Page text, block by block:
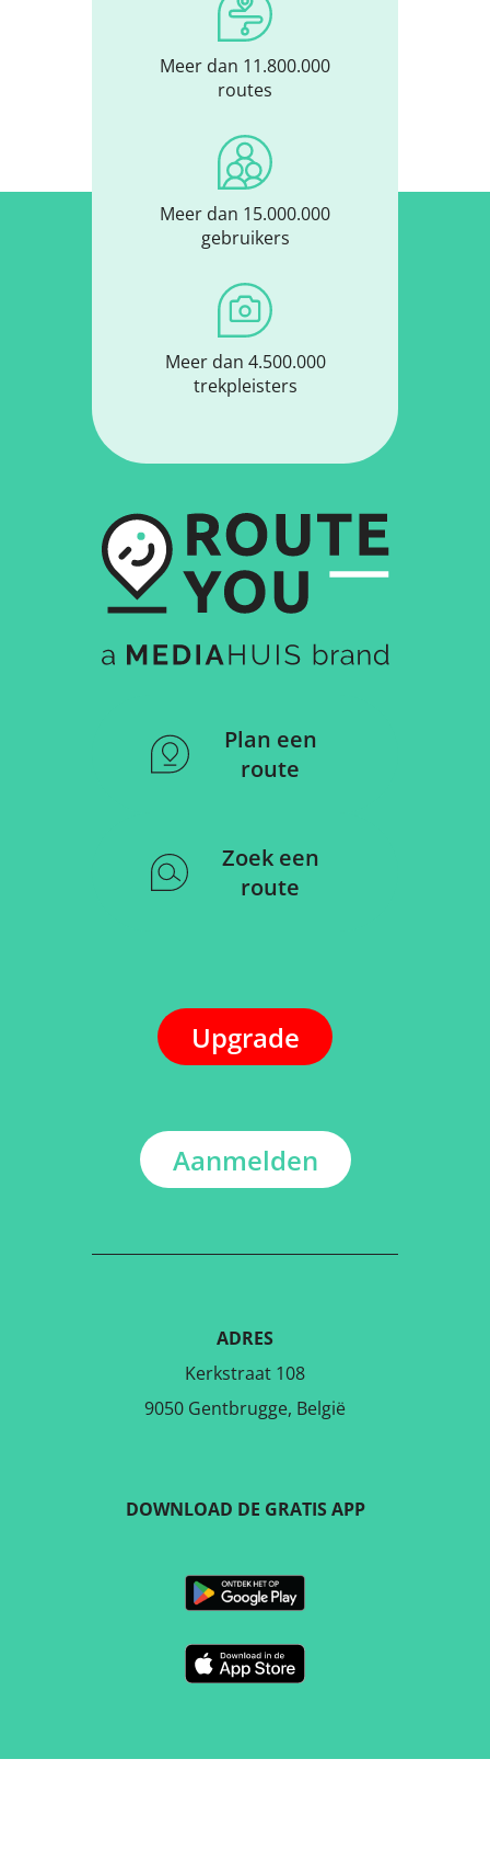
Meer dan 11.800.000
routes
Meer dan 15.000.000
gebruikers
Meer dan 4.500.000
trekpleisters
Plan een
route
Zoek een
route
Upgrade
Aanmelden
ADRES
Kerkstraat 108
9050 Gentbrugge, België
DOWNLOAD DE GRATIS APP